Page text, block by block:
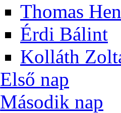
Tho­mas
Ér­di Bá­lint
Kol­láth
El­ső nap
Má­so­dik nap